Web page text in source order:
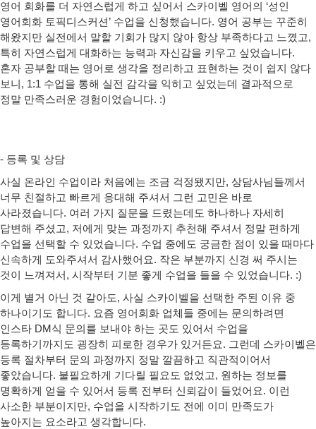
영어 회화를 더 자연스럽게 하고 싶어서 스카이벨 영어의 ‘성인
영어회화 토픽디스커션’ 수업을 신청했습니다. 영어 공부는 꾸준히
해왔지만 실전에서 말할 기회가 많지 않아 항상 부족하다고 느꼈고,
특히 자연스럽게 대화하는 능력과 자신감을 키우고 싶었습니다.
혼자 공부할 때는 영어로 생각을 정리하고 표현하는 것이 쉽지 않다
보니, 1:1 수업을 통해 실전 감각을 익히고 싶었는데 결과적으로
정말 만족스러운 경험이었습니다. :)
- 등록 및 상담
사실 온라인 수업이라 처음에는 조금 걱정됐지만, 상담사님들께서
너무 친절하고 빠르게 응대해 주셔서 그런 고민은 바로
사라졌습니다. 여러 가지 질문을 드렸는데도 하나하나 자세히
답변해 주셨고, 저에게 맞는 과정까지 추천해 주셔서 정말 편하게
수업을 선택할 수 있었습니다. 수업 중에도 궁금한 점이 있을 때마다
신속하게 도와주셔서 감사했어요. 작은 부분까지 신경 써 주시는
것이 느껴져서, 시작부터 기분 좋게 수업을 들을 수 있었습니다. :)
이게 별거 아닌 것 같아도, 사실 스카이벨을 선택한 주된 이유 중
하나이기도 합니다. 요즘 영어회화 업체들 중에는 문의하려면
인스타 DM식 문의를 보내야 하는 곳도 있어서 수업을
등록하기까지도 굉장히 피로한 경우가 있거든요. 그런데 스카이벨은
등록 절차부터 문의 과정까지 정말 깔끔하고 직관적이어서
좋았습니다. 불필요하게 기다릴 필요도 없었고, 원하는 정보를
명확하게 얻을 수 있어서 등록 전부터 신뢰감이 들었어요. 이런
사소한 부분이지만, 수업을 시작하기도 전에 이미 만족도가
높아지는 요소라고 생각합니다.